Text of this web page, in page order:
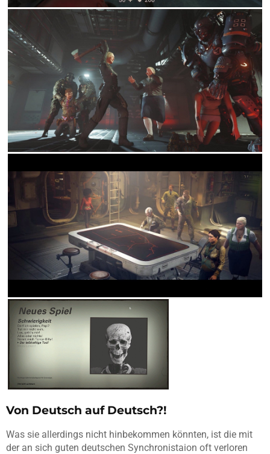
Von Deutsch auf Deutsch?!
Was sie allerdings nicht hinbekommen könnten, ist die mit
der an sich guten deutschen Synchronistaion oft verloren